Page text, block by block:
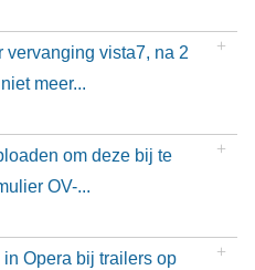
vista7, na 2
meer...
om deze bij te
OV-...
Opera bij trailers op